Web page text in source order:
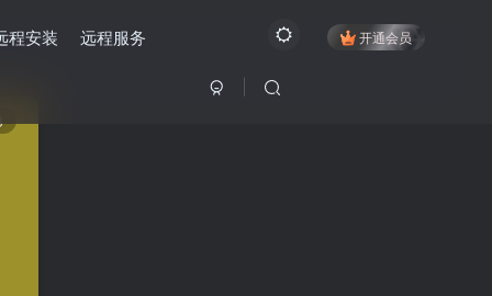
程安装 远程服务 开通会员